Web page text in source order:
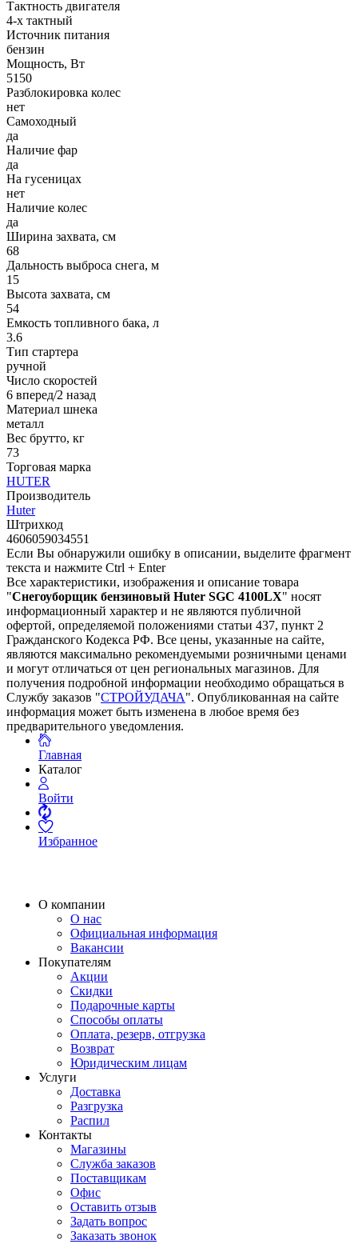
Тактность двигателя
4-х тактный
Источник питания
бензин
Мощность, Вт
5150
Разблокировка колес
нет
Самоходный
да
Наличие фар
да
На гусеницах
нет
Наличие колес
да
Ширина захвата, см
68
Дальность выброса снега, м
15
Высота захвата, см
54
Емкость топливного бака, л
3.6
Тип стартера
ручной
Число скоростей
6 вперед/2 назад
Материал шнека
металл
Вес брутто, кг
73
Торговая марка
HUTER
Производитель
Huter
Штрихкод
4606059034551
Если Вы обнаружили ошибку в описании, выделите фрагмент
текста и нажмите Ctrl + Enter
Все характеристики, изображения и описание товара
"Снегоуборщик бензиновый Huter SGC 4100LX" носят
информационный характер и не являются публичной
офертой, определяемой положениями статьи 437, пункт 2
Гражданского Кодекса РФ. Все цены, указанные на сайте,
являются максимально рекомендуемыми розничными ценами
и могут отличаться от цен региональных магазинов. Для
получения подробной информации необходимо обращаться в
Службу заказов "СТРОЙУДАЧА". Опубликованная на сайте
информация может быть изменена в любое время без
предварительного уведомления.
Главная
Каталог
Войти
Избранное
О компании
О нас
Официальная информация
Вакансии
Покупателям
Акции
Скидки
Подарочные карты
Способы оплаты
Оплата, резерв, отгрузка
Возврат
Юридическим лицам
Услуги
Доставка
Разгрузка
Распил
Контакты
Магазины
Служба заказов
Поставщикам
Офис
Оставить отзыв
Задать вопрос
Заказать звонок